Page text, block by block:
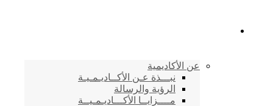
الأكاديمية اليمنية
عن الأكاديمية
نبـــذة عـن الأكــاديـمـيـة
الرؤية والرسالة
مــــزايــا الأكـــاديـمـيــة